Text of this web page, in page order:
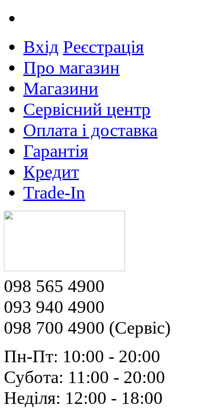
Вхід Реєстрація
Про магазин
Магазини
Сервісний центр
Оплата і доставка
Гарантія
Кредит
Trade-In
098 565 4900
093 940 4900
098 700 4900 (Сервіс)
Пн-Пт: 10:00 - 20:00
Субота: 11:00 - 20:00
Неділя: 12:00 - 18:00